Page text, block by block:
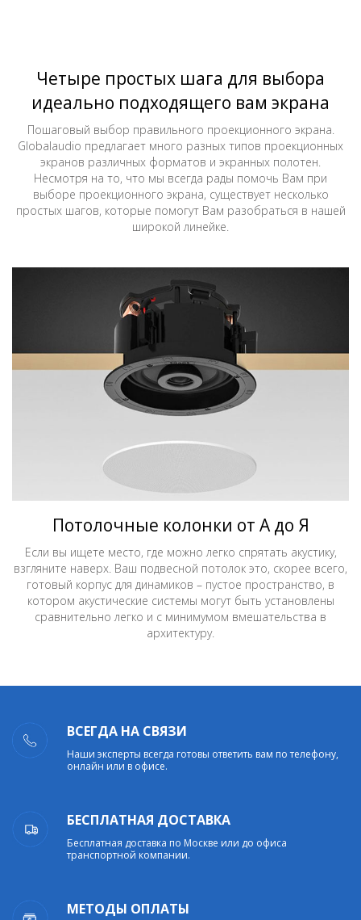
Четыре простых шага для выбора
идеально подходящего вам экрана
Пошаговый выбор правильного проекционного экрана.
Globalaudio предлагает много разных типов проекционных
экранов различных форматов и экранных полотен.
Несмотря на то, что мы всегда рады помочь Вам при
выборе проекционного экрана, существует несколько
простых шагов, которые помогут Вам разобраться в нашей
широкой линейке.
Потолочные колонки от А до Я
Если вы ищете место, где можно легко спрятать акустику,
взгляните наверх. Ваш подвесной потолок это, скорее всего,
готовый корпус для динамиков – пустое пространство, в
котором акустические системы могут быть установлены
сравнительно легко и с минимумом вмешательства в
архитектуру.
ВСЕГДА НА СВЯЗИ
Наши эксперты всегда готовы ответить вам по телефону,
онлайн или в офисе.
БЕСПЛАТНАЯ ДОСТАВКА
Бесплатная доставка по Москве или до офиса
транспортной компании.
МЕТОДЫ ОПЛАТЫ